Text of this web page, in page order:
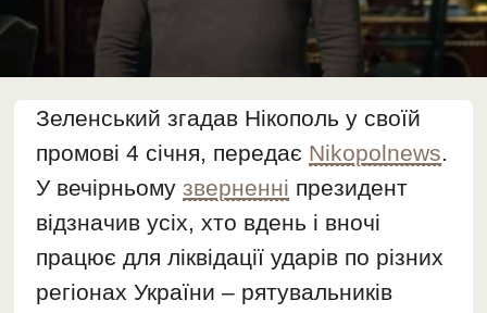
Зеленський згадав Нікополь у своїй
промові 4 січня, передає Nikopolnews.
У вечірньомузверненні президент
відзначив усіх, хто вдень і вночі
працює для ліквідації ударів по різних
регіонах України – рятувальників